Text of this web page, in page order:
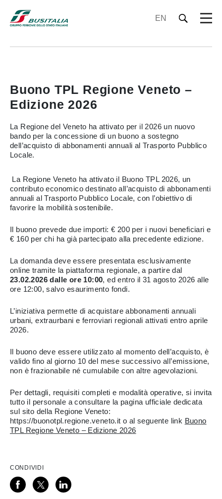
EN
Buono TPL Regione Veneto –
Edizione 2026
La Regione del Veneto ha attivato per il 2026 un nuovo
bando per la concessione di un buono a sostegno
dell’acquisto di abbonamenti annuali al Trasporto Pubblico
Locale.
La Regione Veneto ha attivato il Buono TPL 2026, un
contributo economico destinato all’acquisto di abbonamenti
annuali al Trasporto Pubblico Locale, con l’obiettivo di
favorire la mobilità sostenibile.
Il buono prevede due importi: € 200 per i nuovi beneficiari e
€ 160 per chi ha già partecipato alla precedente edizione.
La domanda deve essere presentata esclusivamente
online tramite la piattaforma regionale, a partire dal
23.02.2026 dalle ore 10:00, ed entro il 31 agosto 2026 alle
ore 12:00, salvo esaurimento fondi.
L’iniziativa permette di acquistare abbonamenti annuali
urbani, extraurbani e ferroviari regionali attivati entro aprile
2026.
Il buono deve essere utilizzato al momento dell’acquisto, è
valido fino al giorno 10 del mese successivo all’emissione,
non è frazionabile né cumulabile con altre agevolazioni.
Per dettagli, requisiti completi e modalità operative, si invita
tutto il personale a consultare la pagina ufficiale dedicata
sul sito della Regione Veneto:
https://buonotpl.regione.veneto.it o al seguente link Buono
TPL Regione Veneto – Edizione 2026
CONDIVIDI